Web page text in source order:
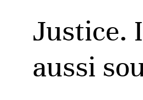
Justice.
aussi